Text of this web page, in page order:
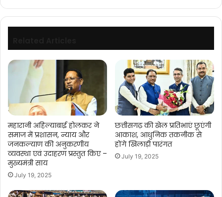
विराट
नारी
महारानी अहिल्याबाई होलकर ने
समाज में प्रशासन, न्याय और
जनकल्याण की अनुकरणीय
व्यवस्था एवं उदाहरण प्रस्तुत किए –
मुख्यमंत्री साय
July 19, 2025
छत्तीसगढ़ की खेल प्रतिभाएं छूएंगी
आकाश, आधुनिक तकनीक से
होंगे खिलाड़ी पारंगत
July 19, 2025